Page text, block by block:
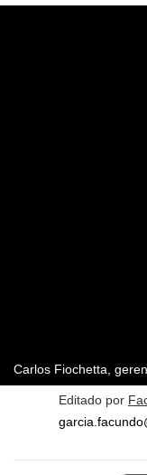
Carlos Fiochetta,
Editado por